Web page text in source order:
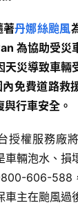
著丹娜絲颱風
為協助受災
天災導致車輛
免費道路救
行車安全。
授權服務廠
車輛泡水、損
606-588
主在颱風過